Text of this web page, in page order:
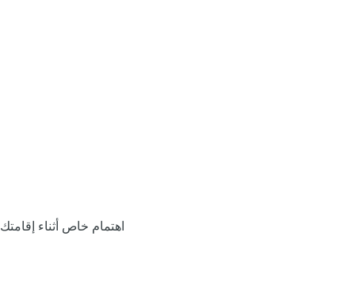
اهتمام خاص أثناء إقامتك